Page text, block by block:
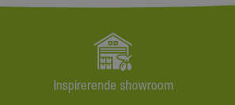
Inspirerende showroom